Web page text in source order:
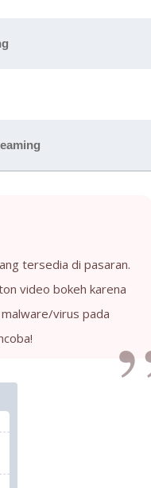
tersedia di pasaran.
video bokeh karena
virus pada